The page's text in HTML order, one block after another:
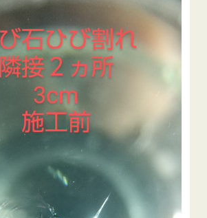
ミを落とす！
instagram記事
が伸びた場合は？